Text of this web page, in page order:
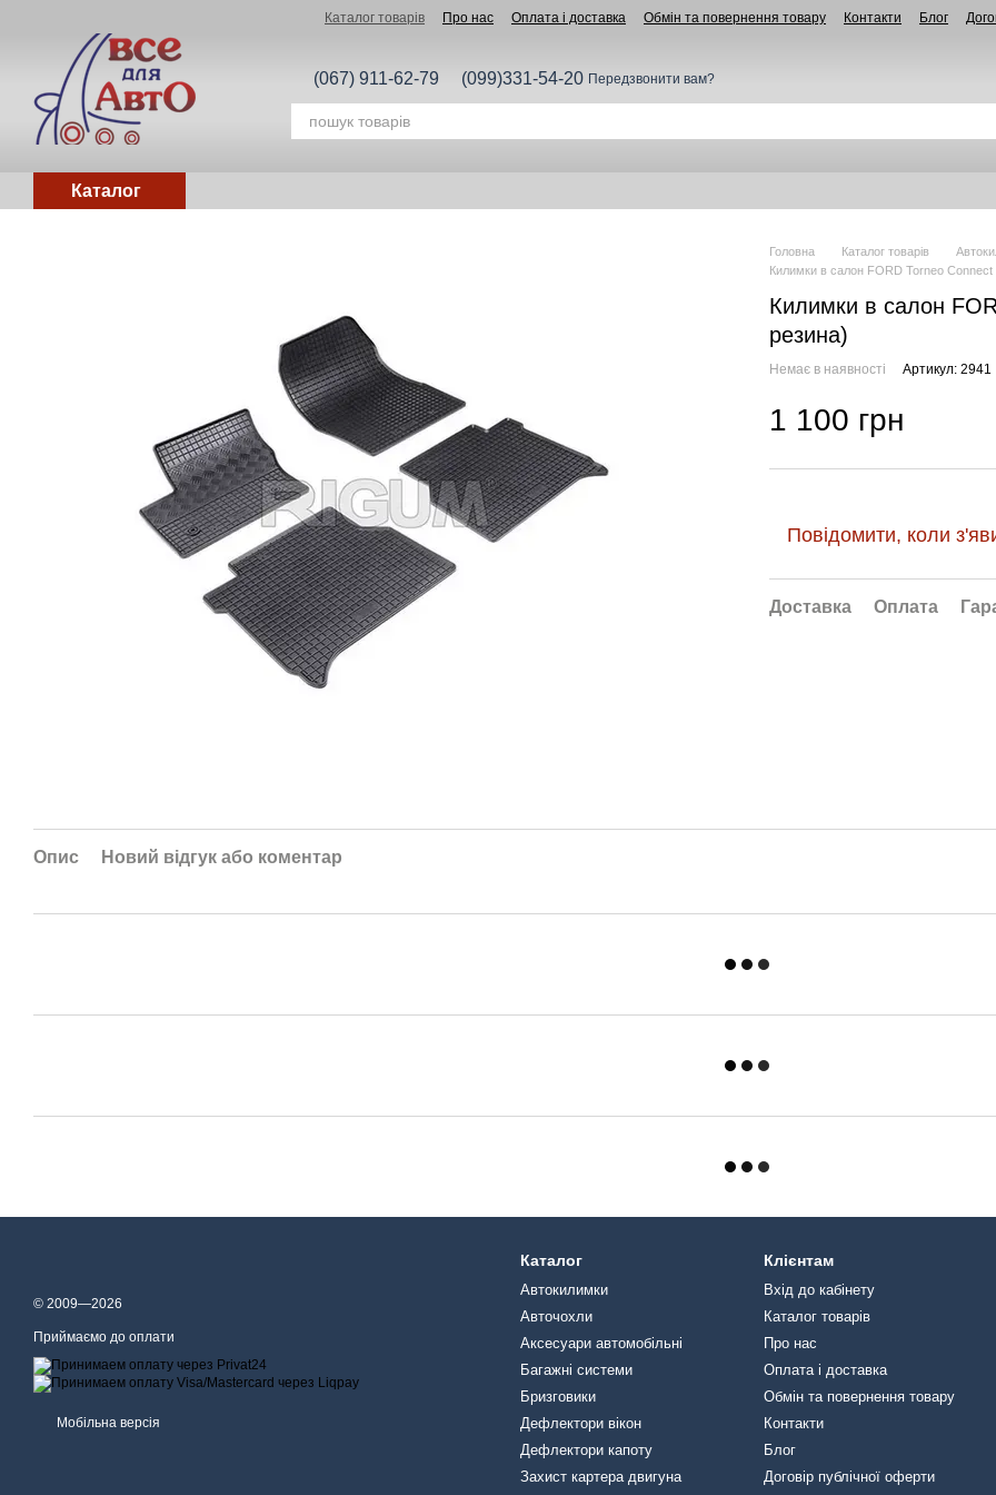
Каталог товарів Про нас Оплата і доставка Обмін та повернення товару Контакти Блог
(067) 911-62-79 (099)331-54-20 Передзвонити вам?
Каталог
Головна Каталог товарів
Килимки в салон FORD Torneo Connect
Килимки в салон
резина)
Немає в наявності Артикул: 2941
1 100 грн
Повідомити, коли
Доставка Оплата
Опис Новий відгук або коментар
© 2009—2026
Приймаємо до оплати
Мобільна версія
Каталог
Автокилимки
Авточохли
Аксесуари автомобільні
Багажні системи
Бризговики
Дефлектори вікон
Дефлектори капоту
Захист картера двигуна
Клієнтам
Вхід до кабінету
Каталог товарів
Про нас
Оплата і доставка
Обмін та повернення товару
Контакти
Блог
Договір публічної оферти